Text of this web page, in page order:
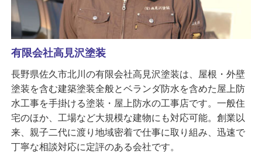
有限会社高見沢塗装
長野県佐久市北川の有限会社高見沢塗装は、屋根・外壁
塗装を含む建築塗装全般とベランダ防水を含めた屋上防
水工事を手掛ける塗装・屋上防水の工事店です。一般住
宅のほか、工場など大規模な建物にも対応可能。創業以
来、親子二代に渡り地域密着で仕事に取り組み、迅速で
丁寧な相談対応に定評のある会社です。